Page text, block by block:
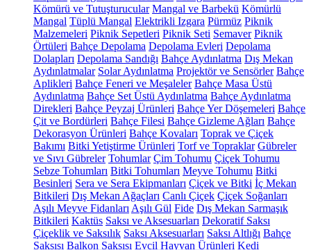
Kömürü ve Tutuşturucular Mangal ve Barbekü Kömürlü
Mangal Tüplü Mangal Elektrikli Izgara Pürmüz Piknik
Malzemeleri Piknik Sepetleri Piknik Seti Semaver Piknik
Örtüleri Bahçe Depolama Depolama Evleri Depolama
Dolapları Depolama Sandığı Bahçe Aydınlatma Dış Mekan
Aydınlatmalar Solar Aydınlatma Projektör ve Sensörler Bahçe
Aplikleri Bahçe Feneri ve Meşaleler Bahçe Masa Üstü
Aydınlatma Bahçe Set Üstü Aydınlatma Bahçe Aydınlatma
Direkleri Bahçe Peyzaj Ürünleri Bahçe Yer Döşemeleri Bahçe
Çit ve Bordürleri Bahçe Filesi Bahçe Gizleme Ağları Bahçe
Dekorasyon Ürünleri Bahçe Kovaları Toprak ve Çiçek
Bakımı Bitki Yetiştirme Ürünleri Torf ve Topraklar Gübreler
ve Sıvı Gübreler Tohumlar Çim Tohumu Çiçek Tohumu
Sebze Tohumları Bitki Tohumları Meyve Tohumu Bitki
Besinleri Sera ve Sera Ekipmanları Çiçek ve Bitki İç Mekan
Bitkileri Dış Mekan Ağaçları Canlı Çiçek Çiçek Soğanları
Aşılı Meyve Fidanları Aşılı Gül Fide Dış Mekan Sarmaşık
Bitkileri Kaktüs Saksı ve Aksesuarları Dekoratif Saksı
Çiçeklik ve Saksılık Saksı Aksesuarları Saksı Altlığı Bahçe
Saksısı Balkon Saksısı Evcil Hayvan Ürünleri Kedi